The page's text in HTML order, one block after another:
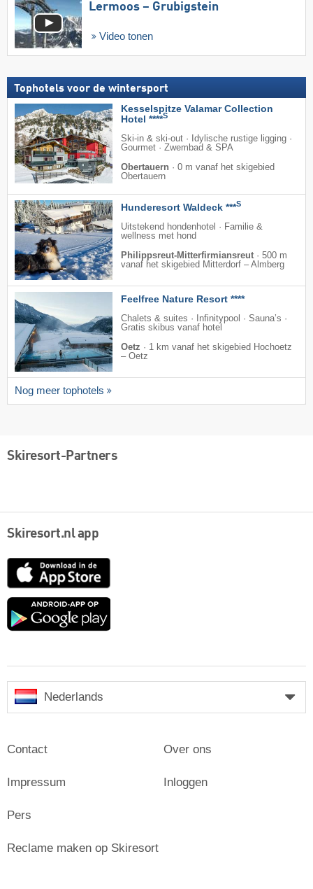
Lermoos – Grubigstein
Video tonen
Tophotels voor de wintersport
Kesselspitze Valamar Collection
Hotel ****S
Ski-in & ski-out · Idylische rustige ligging ·
Gourmet · Zwembad & SPA
Obertauern · 0 m vanaf het skigebied
Obertauern
Hunderesort Waldeck ***S
Uitstekend hondenhotel · Familie &
wellness met hond
Philippsreut-Mitterfirmiansreut · 500 m
vanaf het skigebied Mitterdorf – Almberg
Feelfree Nature Resort ****
Chalets & suites · Infinitypool · Sauna’s ·
Gratis skibus vanaf hotel
Oetz · 1 km vanaf het skigebied Hochoetz
– Oetz
Nog meer tophotels
Skiresort-Partners
Skiresort.nl app
App
Google
Nederlands
Contact
Impressum
Pers
Over ons
Inloggen
Reclame maken op Skiresort